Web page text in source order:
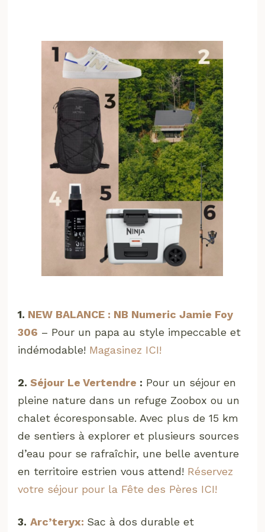
1. NEW BALANCE : NB Numeric Jamie Foy
306 – Pour un papa au style impeccable et
indémodable! Magasinez ICI!
2.Séjour Le Vertendre : Pour un séjour en
pleine nature dans un refuge Zoobox ou un
chalet écoresponsable. Avec plus de 15 km
de sentiers à explorer et plusieurs sources
d’eau pour se rafraîchir, une belle aventure
en territoire estrien vous attend! Réservez
votre séjour pour la Fête des Pères ICI!
3. Arc’teryx: Sac à dos durable et